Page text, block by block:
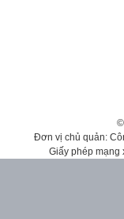
Đơn vị chủ quản:
Giấy phép mạng